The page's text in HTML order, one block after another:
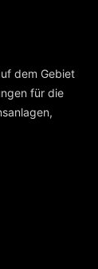
dem Gebiet
für die